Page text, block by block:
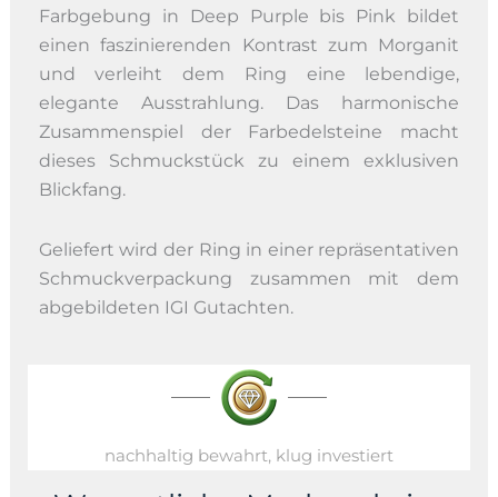
Farbgebung in Deep Purple bis Pink bildet
einen faszinierenden Kontrast zum Morganit
und verleiht dem Ring eine lebendige,
elegante Ausstrahlung. Das harmonische
Zusammenspiel der Farbedelsteine macht
dieses Schmuckstück zu einem exklusiven
Blickfang.
Geliefert wird der Ring in einer repräsentativen
Schmuckverpackung zusammen mit dem
abgebildeten IGI Gutachten.
nachhaltig bewahrt, klug investiert